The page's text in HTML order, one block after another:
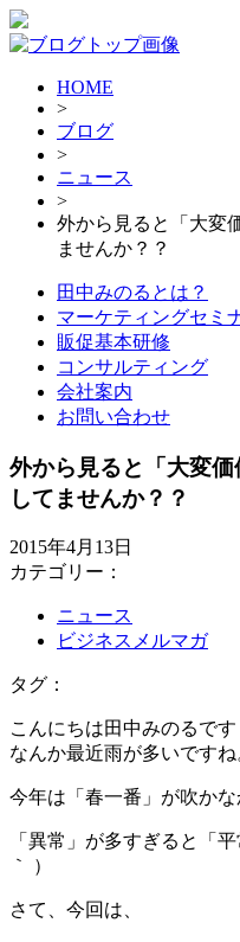
HOME
>
ブログ
>
ニュース
>
外から見ると「大変
ませんか？？
田中みのるとは？
マーケティングセミ
販促基本研修
コンサルティング
会社案内
お問い合わせ
外から見ると「大変
してませんか？？
2015年4月13日
カテゴリー：
ニュース
ビジネスメルマガ
タグ：
こんにちは田中みのるです
なんか最近雨が多いですね
今年は「春一番」が吹かな
「異常」が多すぎると「
｀ ）
さて、今回は、